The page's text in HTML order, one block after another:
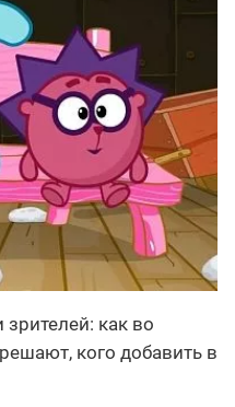
как во
кого добавить в